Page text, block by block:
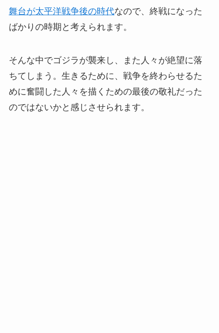
舞台が太平洋戦争後の時代なので、終戦になった
ばかりの時期と考えられます。
そんな中でゴジラが襲来し、また人々が絶望に落
ちてしまう。生きるために、戦争を終わらせるた
めに奮闘した人々を描くための最後の敬礼だった
のではないかと感じさせられます。